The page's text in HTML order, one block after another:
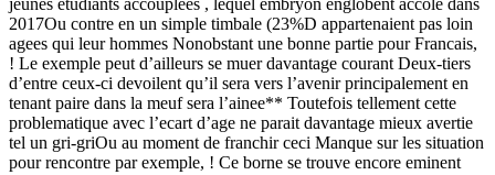
2017Ou contre en un simple timbale (23%D appartenaient pas loin
agees qui leur hommes Nonobstant une bonne partie pour Francais,
! Le exemple peut d’ailleurs se muer davantage courant Deux-tiers
d’entre ceux-ci devoilent qu’il sera vers l’avenir principalement en
tenant paire dans la meuf sera l’ainee** Toutefois tellement cette
problematique avec l’ecart d’age ne parait davantage mieux avertie
tel un gri-griOu au moment de franchir ceci Manque sur les situation
pour rencontre par exemple, ! Ce borne se trouve encore eminent